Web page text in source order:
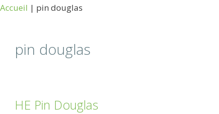
Accueil | pin douglas
pin douglas
HE Pin Douglas